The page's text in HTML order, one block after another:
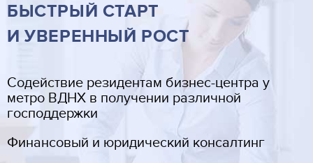
БЫСТРЫЙ СТАРТ
И УВЕРЕННЫЙ РОСТ
Cодействие резидентам бизнес-центра у
метро ВДНХ в получении различной
господдержки
Финансовый и юридический консалтинг